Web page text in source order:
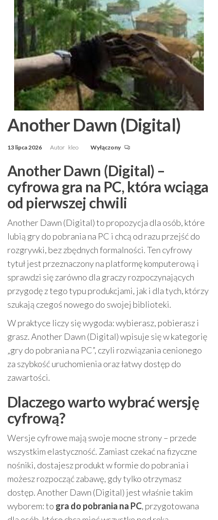
Another Dawn (Digital)
13 lipca 2026 Autor kleo Wyłączony
Another Dawn (Digital) –
cyfrowa gra na PC, która wciąga
od pierwszej chwili
Another Dawn (Digital) to propozycja dla osób, które
lubią gry do pobrania na PC i chcą od razu przejść do
rozgrywki, bez zbędnych formalności. Ten cyfrowy
tytuł jest przeznaczony na platformę komputerową i
sprawdzi się zarówno dla graczy rozpoczynających
przygodę z tego typu produkcjami, jak i dla tych, którzy
szukają czegoś nowego do swojej biblioteki.
W praktyce liczy się wygoda: wybierasz, pobierasz i
grasz. Another Dawn (Digital) wpisuje się w kategorię
„gry do pobrania na PC”, czyli rozwiązania cenionego
za szybkość uruchomienia oraz łatwy dostęp do
zawartości.
Dlaczego warto wybrać wersję
cyfrową?
Wersje cyfrowe mają swoje mocne strony – przede
wszystkim elastyczność. Zamiast czekać na fizyczne
nośniki, dostajesz produkt w formie do pobrania i
możesz rozpocząć zabawę, gdy tylko otrzymasz
dostęp. Another Dawn (Digital) jest właśnie takim
wyborem: to gra do pobrania na PC, przygotowana